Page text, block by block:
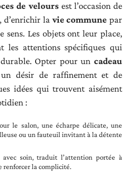
de veloursest l’occasion de
d’enrichir la vie commune par
sens. Les objets ont leur place,
les attentions spécifiques qui
Opter pour un cadeau
désir de raffinement et de
idées qui trouvent aisément
:
le salon, une écharpe délicate, une
ou un fauteuil invitant à la détente
avec soin, traduit l’attention portée à
renforcer la complicité.